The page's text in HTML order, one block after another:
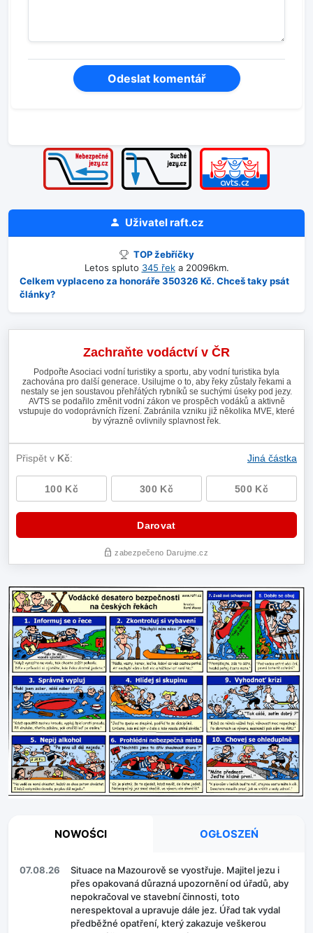
Uživatelraft.cz
TOP žebříčky
Letos spluto 345 řeka 20096km.
Celkem vyplaceno za honoráře 350326 Kč. Chceš taky psát
články?
NOWOŚCI OGŁOSZEŃ
07.08.26
Situace na Mazourově se vyostřuje. Majitel jezu i
přes opakovaná důrazná upozornění od úřadů, aby
nepokračoval ve stavební činnosti, toto
nerespektoval a upravuje dále jez. Úřad tak vydal
předběžné opatření, který zakazuje veškerou